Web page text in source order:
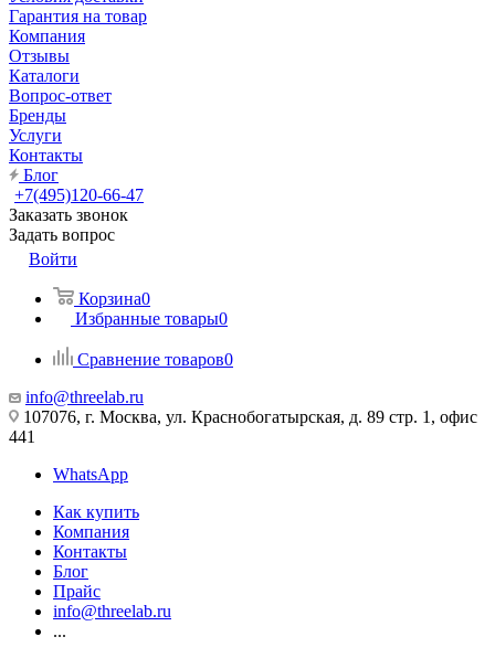
Гарантия на товар
Компания
Отзывы
Каталоги
Вопрос-ответ
Бренды
Услуги
Контакты
Блог
+7(495)120-66-47
Заказать звонок
Задать вопрос
Войти
Корзина0
Избранные товары0
Сравнение товаров0
info@threelab.ru
107076, г. Москва, ул. Краснобогатырская, д. 89 стр. 1, офис
441
WhatsApp
Как купить
Компания
Контакты
Блог
Прайс
info@threelab.ru
...